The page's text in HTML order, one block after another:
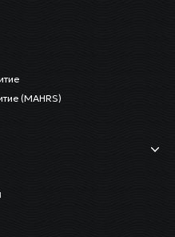
(MAHRS)